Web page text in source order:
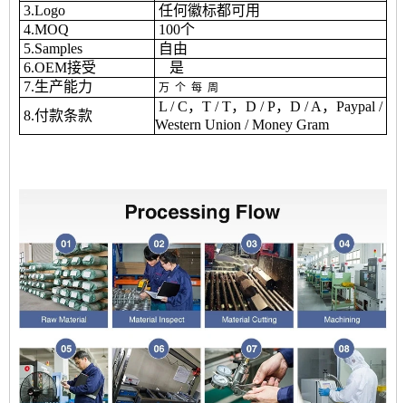
3.Logo
任何徽标都可用
4.MOQ
100个
5.Samples
自由
6.OEM接受
是
7.生产能力
万 个 每 周
8.付款条款
L / C，T / T，D / P，D / A，Paypal /
Western Union / Money Gram